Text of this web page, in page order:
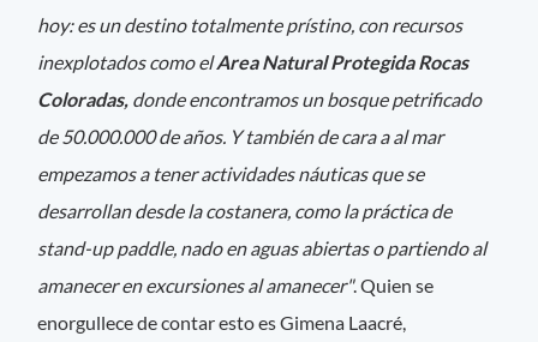
hoy: es un destino totalmente prístino, con recursos
inexplotados como elArea Natural Protegida Rocas
Coloradas, donde encontramos un bosque petrificado
de 50.000.000 de años. Y también de cara a al mar
empezamos a tener actividades náuticas que se
desarrollan desde la costanera, como la práctica de
stand-up paddle, nado en aguas abiertas o partiendo al
amanecer en excursiones al amanecer". Quien se
enorgullece de contar esto es Gimena Laacré,